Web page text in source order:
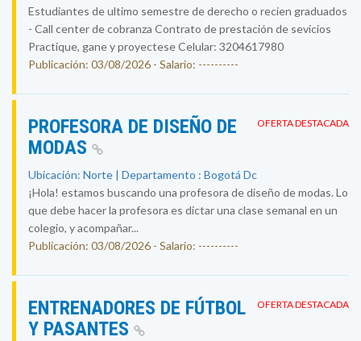
Estudiantes de ultimo semestre de derecho o recien graduados
- Call center de cobranza Contrato de prestación de sevicios
Practique, gane y proyectese Celular: 3204617980
Publicación: 03/08/2026 - Salario: ----------
OFERTA DESTACADA
PROFESORA DE DISEÑO DE
MODAS
Ubicación: Norte | Departamento : Bogotá Dc
¡Hola! estamos buscando una profesora de diseño de modas. Lo
que debe hacer la profesora es dictar una clase semanal en un
colegio, y acompañar...
Publicación: 03/08/2026 - Salario: ----------
OFERTA DESTACADA
ENTRENADORES DE FÚTBOL
Y PASANTES